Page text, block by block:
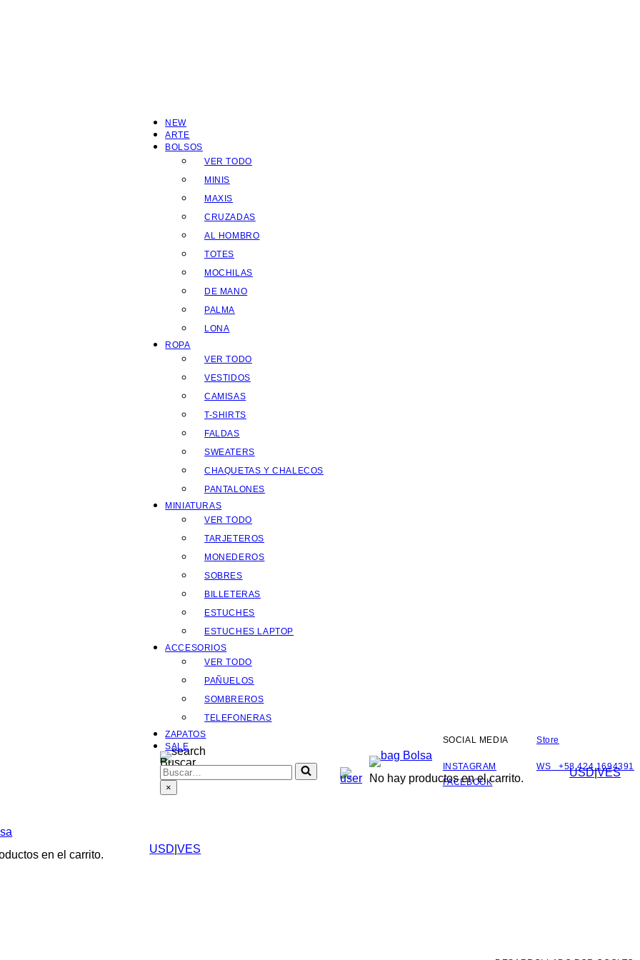
NEW
ARTE
BOLSOS
VER TODO
MINIS
MAXIS
CRUZADAS
AL HOMBRO
TOTES
MOCHILAS
DE MANO
PALMA
LONA
ROPA
VER TODO
VESTIDOS
CAMISAS
T-SHIRTS
FALDAS
SWEATERS
CHAQUETAS Y CHALECOS
PANTALONES
MINIATURAS
VER TODO
TARJETEROS
MONEDEROS
SOBRES
BILLETERAS
ESTUCHES
ESTUCHES LAPTOP
ACCESORIOS
VER TODO
PAÑUELOS
SOMBREROS
TELEFONERAS
ZAPATOS
SALE
Buscar…
×
Bolsa
No hay productos en el carrito.
USD|VES
en el carrito.
USD |VES
SOCIAL MEDIA
INSTAGRAM
FACEBOOK
Store
WS +58 424 1694391